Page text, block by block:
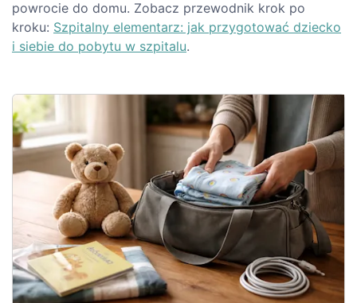
powrocie do domu. Zobacz przewodnik krok po
kroku: Szpitalny elementarz: jak przygotować dziecko
i siebie do pobytu w szpitalu.